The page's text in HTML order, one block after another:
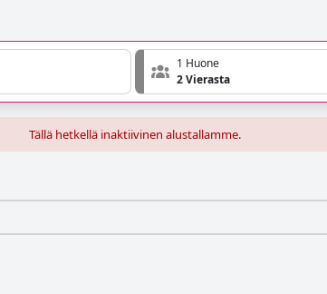
1 Huone
2 Vierasta
Tällä hetkellä inaktiivinen alustallamme.